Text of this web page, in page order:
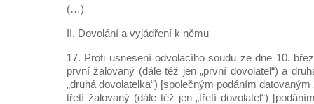
(…)
II. Dovolání a vyjádření k němu
17. Proti usnesení odvolacího soudu ze dne 10.
první žalovaný (dále též jen „první dovolatel“) a
„druhá dovolatelka“) [společným podáním
třetí žalovaný (dále též jen „třetí dovolatel“)